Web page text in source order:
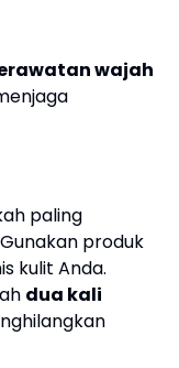
wajah
paling
produk
kulit Anda.
dua kali